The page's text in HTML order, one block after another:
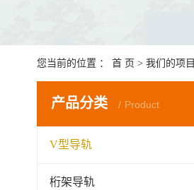
您当前的位置 ： 首 页 > 我们的项目
产品分类 Product
V型导轨
桁架导轨